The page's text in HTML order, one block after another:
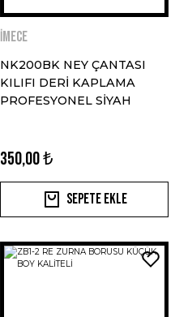
İMECE
NK200BK NEY ÇANTASI
KILIFI DERİ KAPLAMA
PROFESYONEL SİYAH
350,00 ₺
Sepete Ekle